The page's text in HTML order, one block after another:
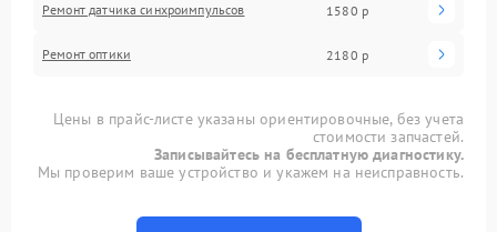
Ремонт датчика синхроимпульсов 1580 р
Ремонт оптики 2180 р
Цены в прайс-листе указаны ориентировочные, без учета
стоимости запчастей.
Записывайтесь на бесплатную диагностику.
Мы проверим ваше устройство и укажем на неисправность.